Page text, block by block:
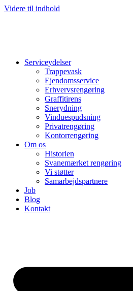
Videre til indhold
Serviceydelser
Trappevask
Ejendomsservice
Erhvervsrengøring
Graffitirens
Snerydning
Vinduespudsning
Privatrengøring
Kontorrengøring
Om os
Historien
Svanemærket rengøring
Vi støtter
Samarbejdspartnere
Job
Blog
Kontakt